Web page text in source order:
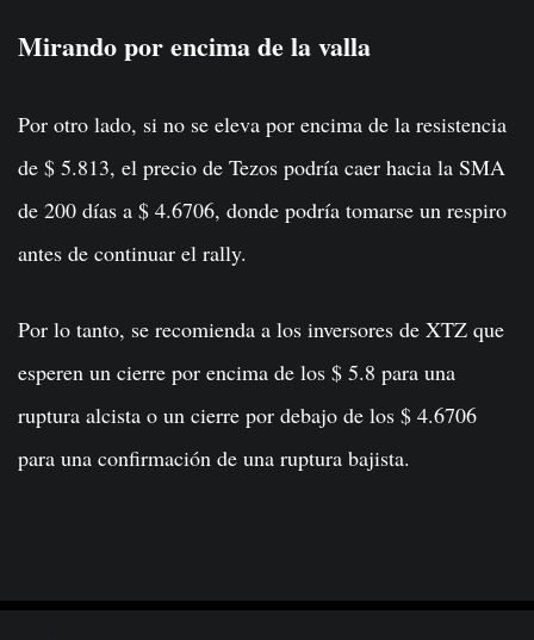
Mirando por encima de la valla
Por otro lado, si no se eleva por encima de la resistencia
de $ 5.813, el precio de Tezos podría caer hacia la SMA
de 200 días a $ 4.6706, donde podría tomarse un respiro
antes de continuar el rally.
Por lo tanto, se recomienda a los inversores de XTZ que
esperen un cierre por encima de los $ 5.8 para una
ruptura alcista o un cierre por debajo de los $ 4.6706
para una confirmación de una ruptura bajista.